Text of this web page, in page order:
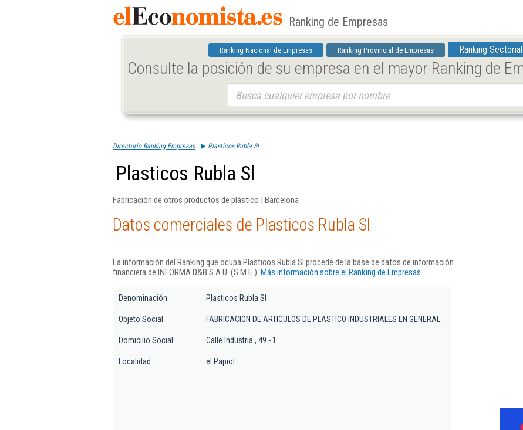
Ranking de Empresas
Ranking Nacional de Empresas Ranking Provincial de Empresas Ranking
Consulte la posición de su empresa en el mayor Ranking de
Directorio Ranking Empresas Plasticos Rubla Sl
Plasticos Rubla Sl
Fabricación de otros productos de plástico | Barcelona
Datos comerciales de Plasticos Rubla Sl
La información del Ranking que ocupa Plasticos Rubla Sl procede de la base de datos de información
financiera de INFORMA D&B S.A.U. (S.M.E.). Más información sobre el Ranking de Empresas.
Denominación Plasticos Rubla Sl
Objeto Social FABRICACION DE ARTICULOS DE PLASTICO INDUSTRIALES EN GENERAL.
Domicilio Social Calle Industria , 49 - 1
Localidad el Papiol